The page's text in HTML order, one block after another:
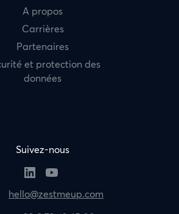
A propos
Carrières
Partenaires
et protection des
données
Suivez-nous
hello@zestmeup.com